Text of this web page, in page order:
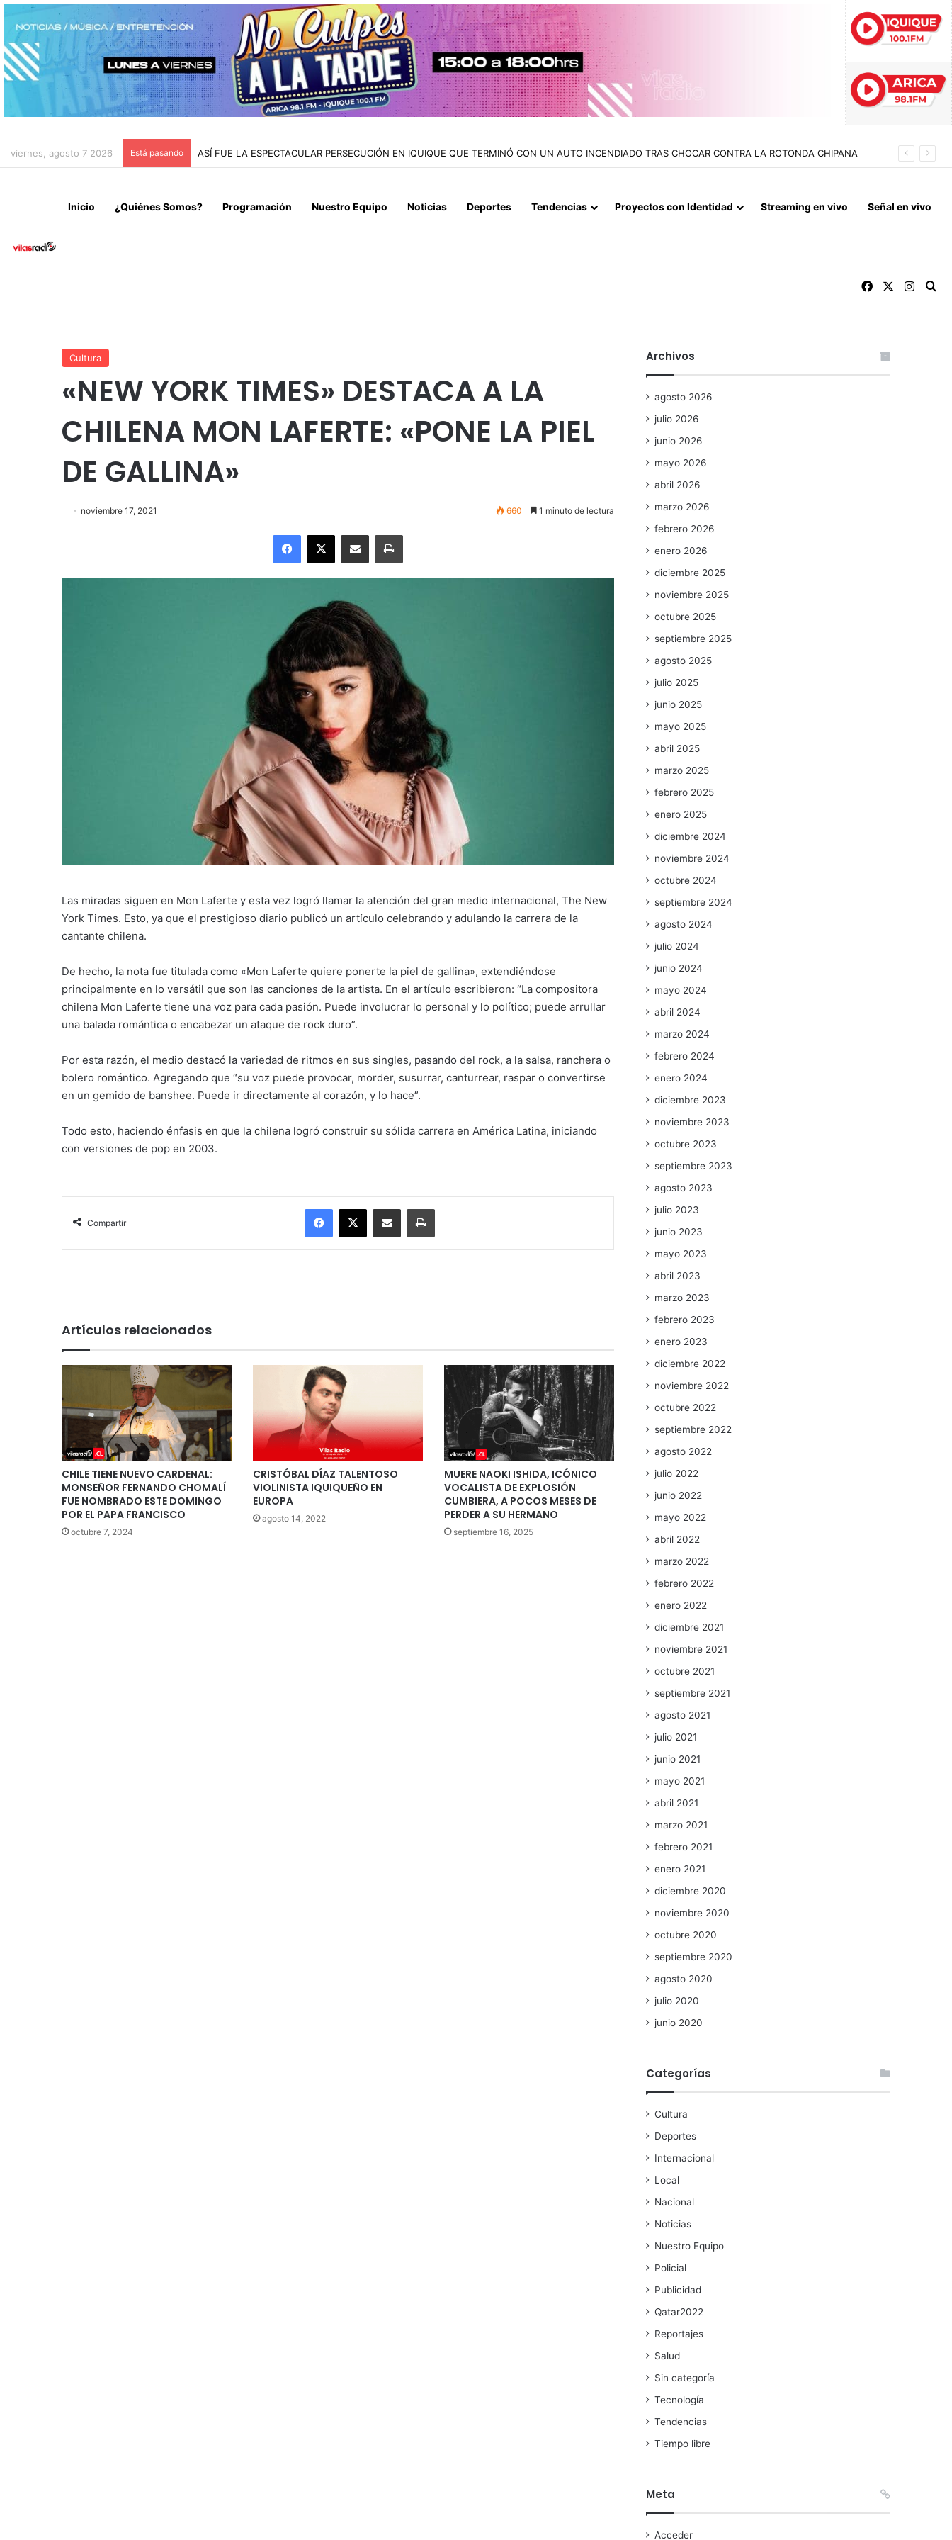
viernes, agosto 7 2026 Está pasando ASÍ FUE LA ESPECTACULAR PERSECUCIÓN EN IQUIQUE QUE TERMINÓ CON UN AUTO INCENDIADO TRAS CHOCAR CONTRA LA ROTONDA CHIPANA
Inicio ¿Quiénes Somos? Programación Nuestro Equipo Noticias Deportes Tendencias Proyectos con Identidad Streaming en vivo Señal en vivo
Facebook
Cultura
«NEW YORK TIMES» DESTACA A LA
CHILENA MON LAFERTE: «PONE LA PIEL
DE GALLINA»
noviembre 17, 2021 660 1 minuto de lectura
Facebook
X Enviar vía email Imprimir
Las miradas siguen en Mon Laferte y esta vez logró llamar la atención del gran medio internacional, The New
York Times. Esto, ya que el prestigioso diario publicó un artículo celebrando y adulando la carrera de la
cantante chilena.
De hecho, la nota fue titulada como «Mon Laferte quiere ponerte la piel de gallina», extendiéndose
principalmente en lo versátil que son las canciones de la artista. En el artículo escribieron: “La compositora
chilena Mon Laferte tiene una voz para cada pasión. Puede involucrar lo personal y lo político; puede arrullar
una balada romántica o encabezar un ataque de rock duro”.
Por esta razón, el medio destacó la variedad de ritmos en sus singles, pasando del rock, a la salsa, ranchera o
bolero romántico. Agregando que “su voz puede provocar, morder, susurrar, canturrear, raspar o convertirse
en un gemido de banshee. Puede ir directamente al corazón, y lo hace”.
Todo esto, haciendo énfasis en que la chilena logró construir su sólida carrera en América Latina, iniciando
con versiones de pop en 2003.
Compartir
Facebook
X Enviar vía email Imprimir
Artículos relacionados
CHILE TIENE NUEVO CARDENAL:
MONSEÑOR FERNANDO CHOMALÍ
FUE NOMBRADO ESTE DOMINGO
POR EL PAPA FRANCISCO
octubre 7, 2024
CRISTÓBAL DÍAZ TALENTOSO
VIOLINISTA IQUIQUEÑO EN
EUROPA
agosto 14, 2022
MUERE NAOKI ISHIDA, ICÓNICO
VOCALISTA DE EXPLOSIÓN
CUMBIERA, A POCOS MESES DE
PERDER A SU HERMANO
septiembre 16, 2025
Archivos
agosto 2026
julio 2026
junio 2026
mayo 2026
abril 2026
marzo 2026
febrero 2026
enero 2026
diciembre 2025
noviembre 2025
octubre 2025
septiembre 2025
agosto 2025
julio 2025
junio 2025
mayo 2025
abril 2025
marzo 2025
febrero 2025
enero 2025
diciembre 2024
noviembre 2024
octubre 2024
septiembre 2024
agosto 2024
julio 2024
junio 2024
mayo 2024
abril 2024
marzo 2024
febrero 2024
enero 2024
diciembre 2023
noviembre 2023
octubre 2023
septiembre 2023
agosto 2023
julio 2023
junio 2023
mayo 2023
abril 2023
marzo 2023
febrero 2023
enero 2023
diciembre 2022
noviembre 2022
octubre 2022
septiembre 2022
agosto 2022
julio 2022
junio 2022
mayo 2022
abril 2022
marzo 2022
febrero 2022
enero 2022
diciembre 2021
noviembre 2021
octubre 2021
septiembre 2021
agosto 2021
julio 2021
junio 2021
mayo 2021
abril 2021
marzo 2021
febrero 2021
enero 2021
diciembre 2020
noviembre 2020
octubre 2020
septiembre 2020
agosto 2020
julio 2020
junio 2020
Categorías
Cultura
Deportes
Internacional
Local
Nacional
Noticias
Nuestro Equipo
Policial
Publicidad
Qatar2022
Reportajes
Salud
Sin categoría
Tecnología
Tendencias
Tiempo libre
Meta
Acceder